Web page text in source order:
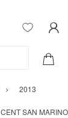
2013
SAN MARINO